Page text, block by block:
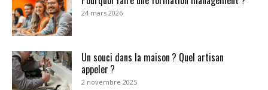
24 mars 2026
Un souci dans la maison ? Quel artisan
appeler ?
2 novembre 2025